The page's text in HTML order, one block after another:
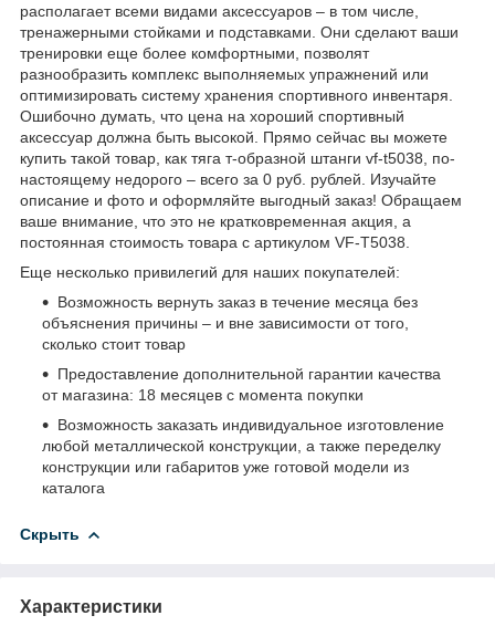
располагает всеми видами аксессуаров – в том числе,
тренажерными стойками и подставками. Они сделают ваши
тренировки еще более комфортными, позволят
разнообразить комплекс выполняемых упражнений или
оптимизировать систему хранения спортивного инвентаря.
Ошибочно думать, что цена на хороший спортивный
аксессуар должна быть высокой. Прямо сейчас вы можете
купить такой товар, как тяга т-образной штанги vf-t5038, по-
настоящему недорого – всего за 0 руб. рублей. Изучайте
описание и фото и оформляйте выгодный заказ! Обращаем
ваше внимание, что это не кратковременная акция, а
постоянная стоимость товара с артикулом VF-T5038.
Еще несколько привилегий для наших покупателей:
Возможность вернуть заказ в течение месяца без
объяснения причины – и вне зависимости от того,
сколько стоит товар
Предоставление дополнительной гарантии качества
от магазина: 18 месяцев с момента покупки
Возможность заказать индивидуальное изготовление
любой металлической конструкции, а также переделку
конструкции или габаритов уже готовой модели из
каталога
Скрыть
Характеристики